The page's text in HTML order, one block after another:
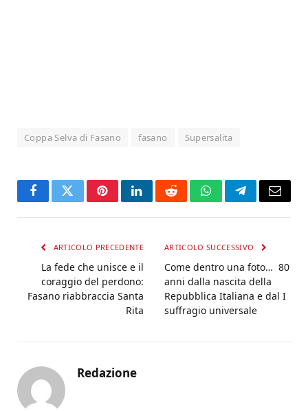
Coppa Selva di Fasano fasano Supersalita
FacebookTwitterPinterestLinkedInRedditWhatsAppTelegramEmail
ARTICOLO PRECEDENTE
La fede che unisce e il
coraggio del perdono:
Fasano riabbraccia Santa
Rita
ARTICOLO SUCCESSIVO
Come dentro una foto… 80
anni dalla nascita della
Repubblica Italiana e dal I
suffragio universale
Redazione